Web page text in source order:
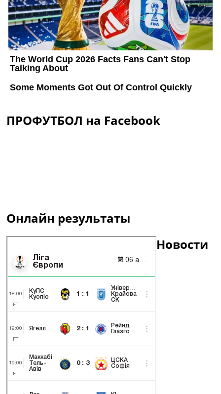
ПРОФУТБОЛ на Facebook
Онлайн результаты
Новости